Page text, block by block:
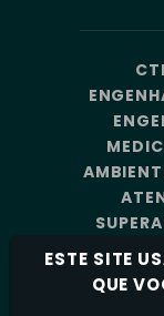
ESTE SITE
QUE